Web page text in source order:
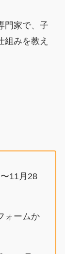
門家で、子
組みを教え
11月28
ォームか